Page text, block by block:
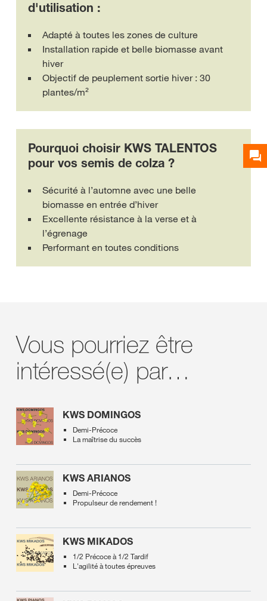
d'utilisation :
Adapté à toutes les zones de culture
Installation rapide et belle biomasse avant
hiver
Objectif de peuplement sortie hiver : 30
plantes/m²
Pourquoi choisir KWS TALENTOS
pour vos semis de colza ?
Sécurité à l’automne avec une belle
biomasse en entrée d’hiver
Excellente résistance à la verse et à
l’égrenage
Performant en toutes conditions
Vous pourriez être
intéressé(e) par…
KWS DOMINGOS
Demi-Précoce
La maîtrise du succès
KWS ARIANOS
Demi-Précoce
Propulseur de rendement !
KWS MIKADOS
1/2 Précoce à 1/2 Tardif
L'agilité à toutes épreuves